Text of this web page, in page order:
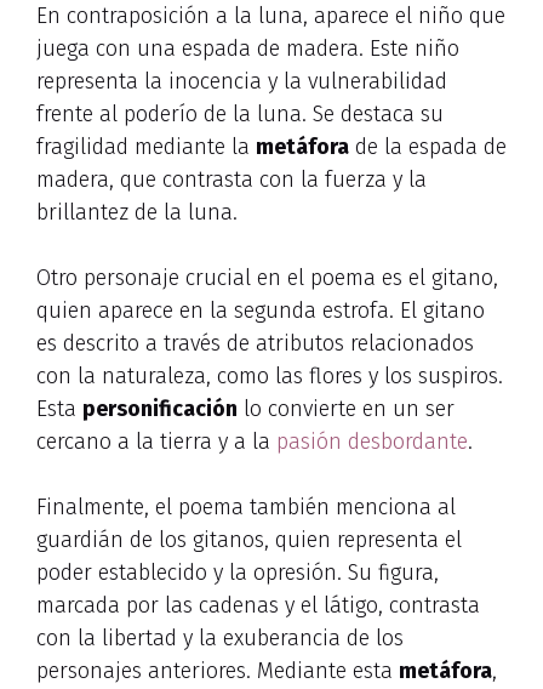
En contraposición a la luna, aparece el niño que
juega con una espada de madera. Este niño
representa la inocencia y la vulnerabilidad
frente al poderío de la luna. Se destaca su
fragilidad mediante la metáfora de la espada de
madera, que contrasta con la fuerza y la
brillantez de la luna.
Otro personaje crucial en el poema es el gitano,
quien aparece en la segunda estrofa. El gitano
es descrito a través de atributos relacionados
con la naturaleza, como las flores y los suspiros.
Esta personificación lo convierte en un ser
cercano a la tierra y a la pasión desbordante.
Finalmente, el poema también menciona al
guardián de los gitanos, quien representa el
poder establecido y la opresión. Su figura,
marcada por las cadenas y el látigo, contrasta
con la libertad y la exuberancia de los
personajes anteriores. Mediante esta metáfora,